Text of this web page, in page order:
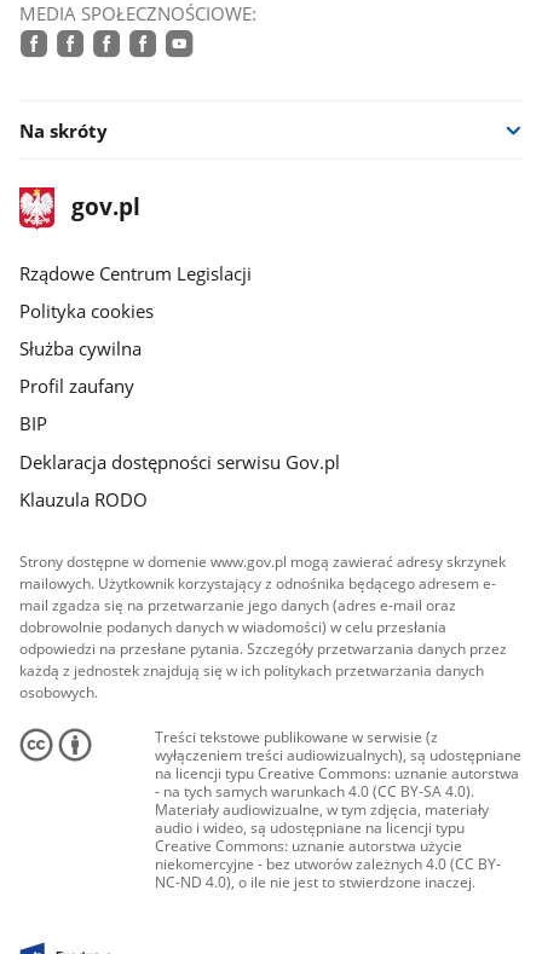
MEDIA SPOŁECZNOŚCIOWE:
Na skróty
stopka
gov.plStrona
gov.pl
Rządowe Centrum Legislacji
Polityka cookies
Służba cywilna
Profil zaufany
BIP
Deklaracja dostępności serwisu Gov.pl
Klauzula RODO
Strony dostępne w domenie www.gov.pl mogą zawierać adresy skrzynek
mailowych. Użytkownik korzystający z odnośnika będącego adresem e-
mail zgadza się na przetwarzanie jego danych (adres e-mail oraz
dobrowolnie podanych danych w wiadomości) w celu przesłania
odpowiedzi na przesłane pytania. Szczegóły przetwarzania danych przez
każdą z jednostek znajdują się w ich politykach przetwarzania danych
osobowych.
Treści tekstowe publikowane w serwisie (z
wyłączeniem treści audiowizualnych), są udostępniane
na licencji typu Creative Commons: uznanie autorstwa
- na tych samych warunkach 4.0 (CC BY-SA 4.0).
Materiały audiowizualne, w tym zdjęcia, materiały
audio i wideo, są udostępniane na licencji typu
Creative Commons: uznanie autorstwa użycie
niekomercyjne - bez utworów zależnych 4.0 (CC BY-
NC-ND 4.0), o ile nie jest to stwierdzone inaczej.